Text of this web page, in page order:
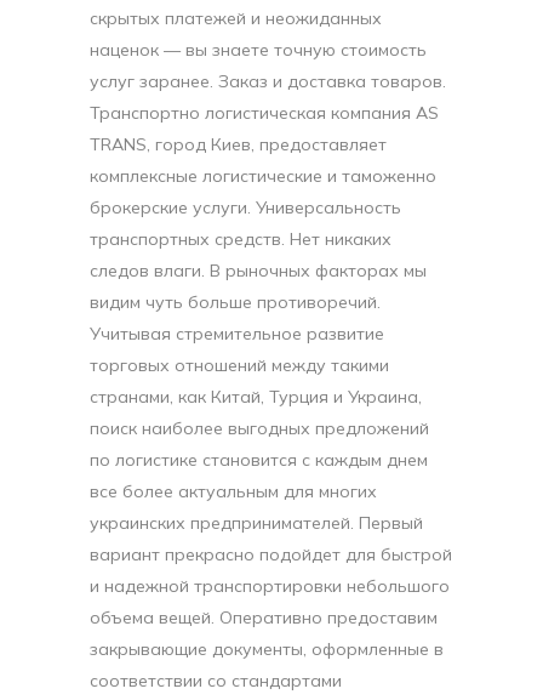
скрытых платежей и неожиданных
наценок — вы знаете точную стоимость
услуг заранее. Заказ и доставка товаров.
Транспортно логистическая компания AS
TRANS, город Киев, предоставляет
комплексные логистические и таможенно
брокерские услуги. Универсальность
транспортных средств. Нет никаких
следов влаги. В рыночных факторах мы
видим чуть больше противоречий.
Учитывая стремительное развитие
торговых отношений между такими
странами, как Китай, Турция и Украина,
поиск наиболее выгодных предложений
по логистике становится с каждым днем
все более актуальным для многих
украинских предпринимателей. Первый
вариант прекрасно подойдет для быстрой
и надежной транспортировки небольшого
объема вещей. Оперативно предоставим
закрывающие документы, оформленные в
соответствии со стандартами